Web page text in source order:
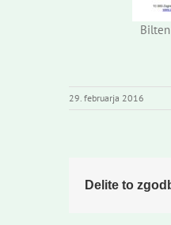
29. februarja 2016
Delite to